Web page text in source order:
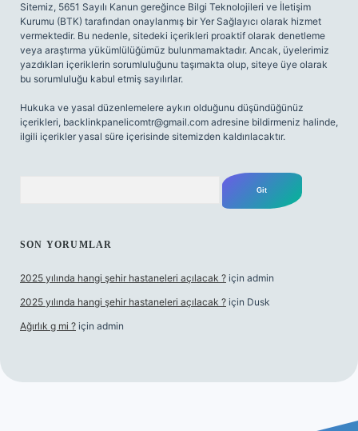
Sitemiz, 5651 Sayılı Kanun gereğince Bilgi Teknolojileri ve İletişim
Kurumu (BTK) tarafından onaylanmış bir Yer Sağlayıcı olarak hizmet
vermektedir. Bu nedenle, sitedeki içerikleri proaktif olarak denetleme
veya araştırma yükümlülüğümüz bulunmamaktadır. Ancak, üyelerimiz
yazdıkları içeriklerin sorumluluğunu taşımakta olup, siteye üye olarak
bu sorumluluğu kabul etmiş sayılırlar.
Hukuka ve yasal düzenlemelere aykırı olduğunu düşündüğünüz
içerikleri, backlinkpanelicomtr@gmail.com adresine bildirmeniz halinde,
ilgili içerikler yasal süre içerisinde sitemizden kaldırılacaktır.
SON YORUMLAR
2025 yılında hangi şehir hastaneleri açılacak ? için admin
2025 yılında hangi şehir hastaneleri açılacak ? için Dusk
Ağırlık g mi ? için admin